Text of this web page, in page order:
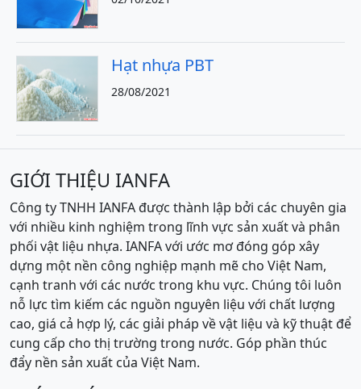
Hạt nhựa PBT
28/08/2021
GIỚI THIỆU IANFA
Công ty TNHH IANFA được thành lập bởi các chuyên gia
với nhiều kinh nghiệm trong lĩnh vực sản xuất và phân
phối vật liệu nhựa. IANFA với ước mơ đóng góp xây
dựng một nền công nghiệp mạnh mẽ cho Việt Nam,
cạnh tranh với các nước trong khu vực. Chúng tôi luôn
nỗ lực tìm kiếm các nguồn nguyên liệu với chất lượng
cao, giá cả hợp lý, các giải pháp về vật liệu và kỹ thuật để
cung cấp cho thị trường trong nước. Góp phần thúc
đẩy nền sản xuất của Việt Nam.